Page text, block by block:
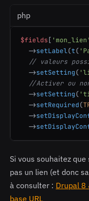
php
$fields [ 'mon_lien'
  ->
setLabel(t(
// valeurs
  ->
setSetting(
//Activer ou
  ->
setSetting(
  ->
setRequired(
  ->
  ->
Si vous souhaitez
pas un lien (et donc
à consulter : Drupal 8
base URL